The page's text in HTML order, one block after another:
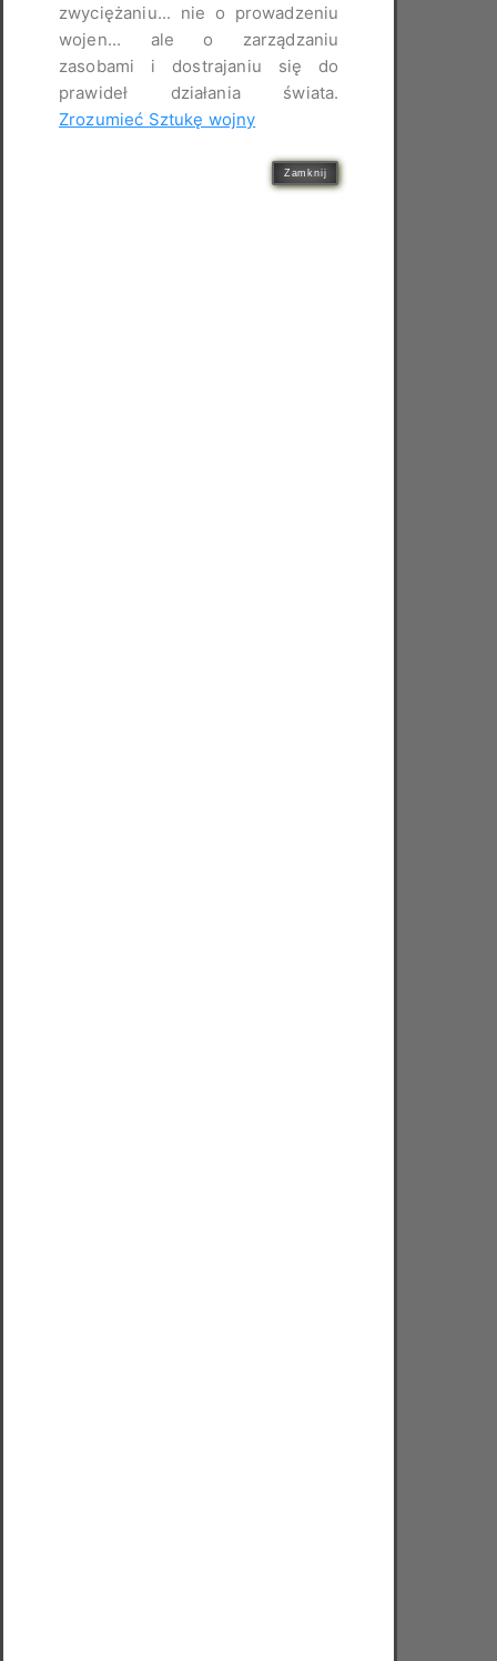
zwyciężaniu... nie o prowadzeniu
wojen... ale o zarządzaniu
zasobami i dostrajaniu się do
prawideł działania świata.
Zrozumieć Sztukę wojny
Zamknij